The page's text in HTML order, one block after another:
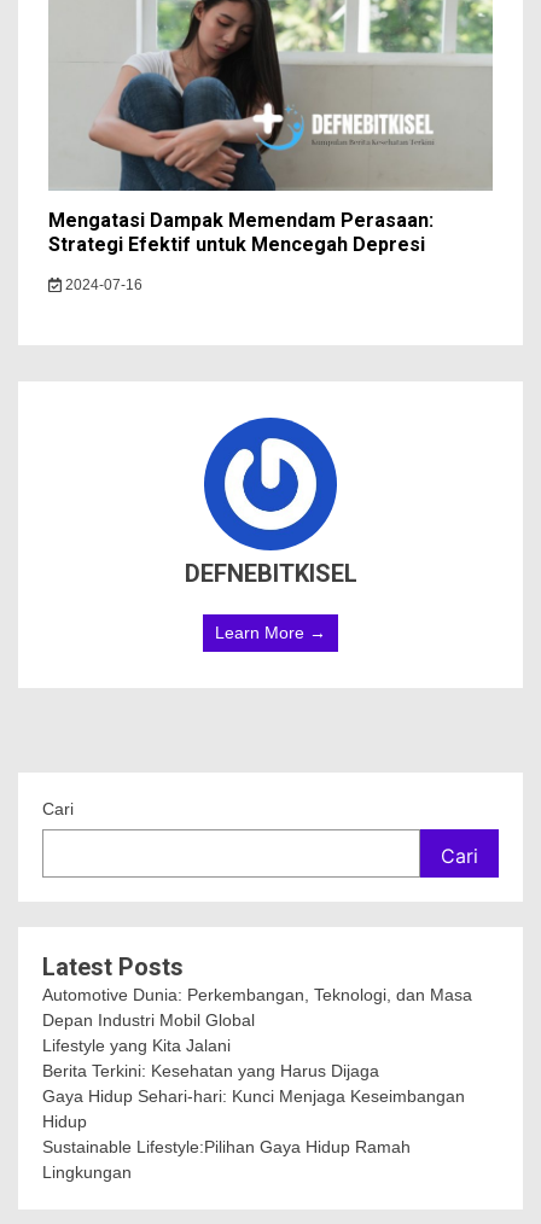
Mengatasi Dampak Memendam Perasaan:
Strategi Efektif untuk Mencegah Depresi
2024-07-16
DEFNEBITKISEL
Learn More →
Cari
Cari
Latest Posts
Automotive Dunia: Perkembangan, Teknologi, dan Masa
Depan Industri Mobil Global
Lifestyle yang Kita Jalani
Berita Terkini: Kesehatan yang Harus Dijaga
Gaya Hidup Sehari-hari: Kunci Menjaga Keseimbangan
Hidup
Sustainable Lifestyle:Pilihan Gaya Hidup Ramah
Lingkungan